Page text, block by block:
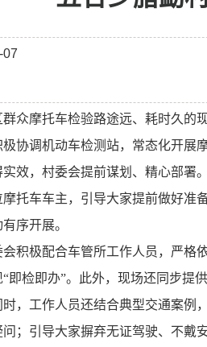
07
众摩托车检验路途远、耗时久的
协调机动车检测站，常态化开展
效，村委会提前谋划、精心部署
托车车主，引导大家提前做好准
序开展。
积极配合车管所工作人员，严格
“即检即办”。此外，现场还同步提
，工作人员还结合典型交通案例
；引导大家摒弃无证驾驶、不戴